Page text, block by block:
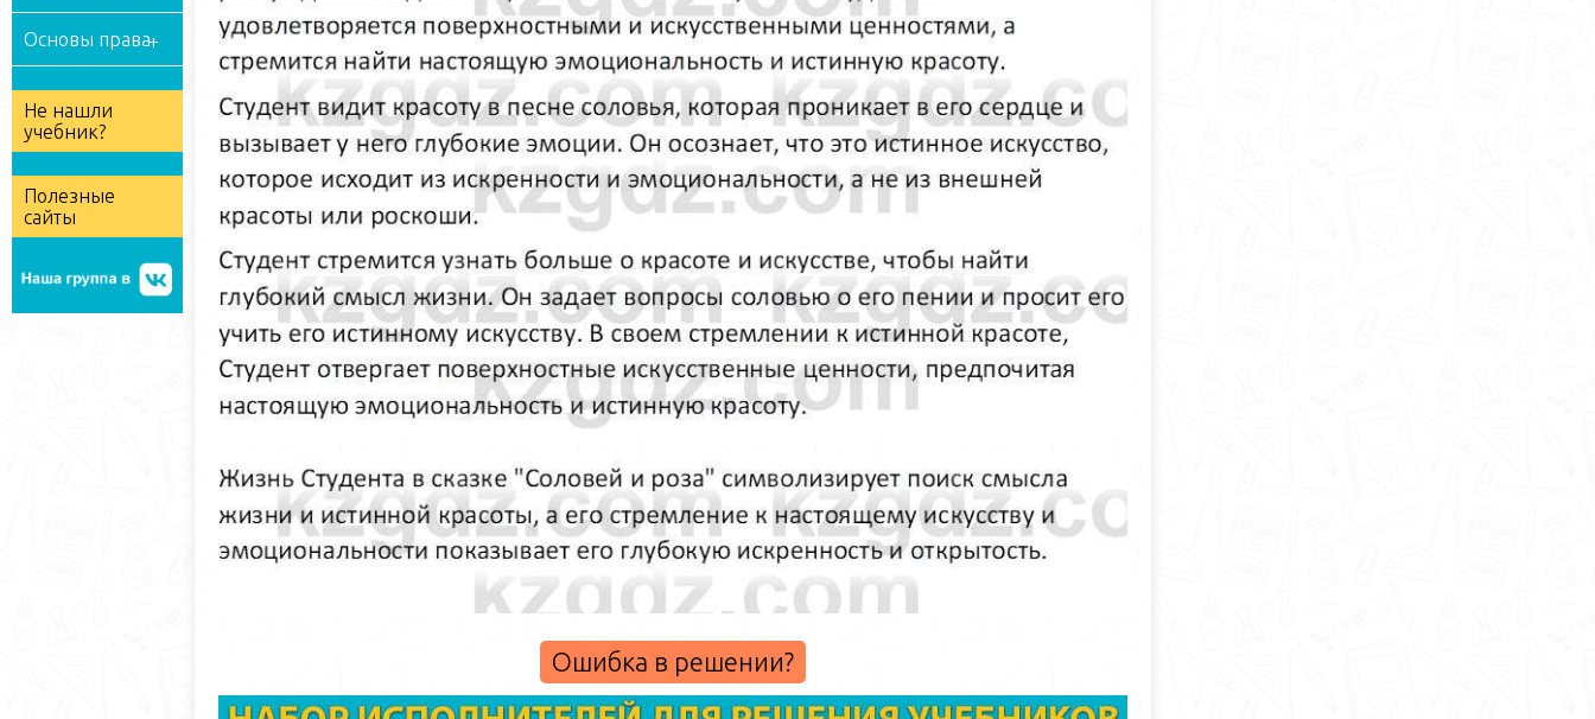
Основы права
Не нашли
учебник?
Полезные
сайты
Ошибка в решении?